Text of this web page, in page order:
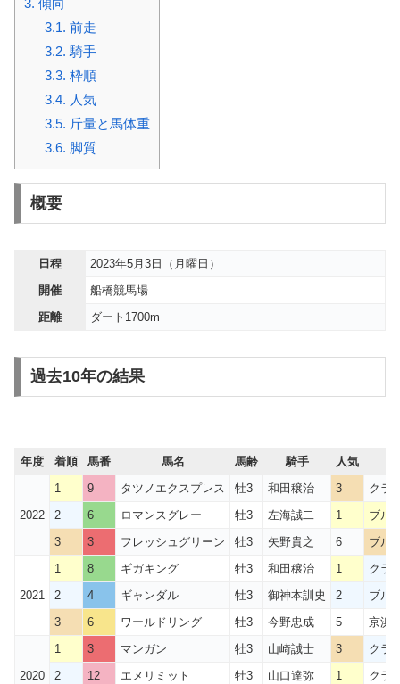
3. 傾向
3.1. 前走
3.2. 騎手
3.3. 枠順
3.4. 人気
3.5. 斤量と馬体重
3.6. 脚質
概要
日程
2023年5月3日（月曜日）
開催
船橋競馬場
距離
ダート1700m
過去10年の結果
年度 着順 馬番 馬名 馬齢 騎手 人気
2022
1 9 タツノエクスプレス 牡3 和田穣治 3
クラ
2
6 ロマンスグレー 牡3 左海誠二 1
ブル
3
3 フレッシュグリーン 牡3 矢野貴之 6 ブル
2021
1 8 ギガキング 牡3 和田穣治 1
クラ
2
4 ギャンダル 牡3 御神本訓史 2
ブル
3
6 ワールドリング 牡3 今野忠成 5 京浜
2020
1 3 マンガン 牡3 山崎誠士 3
クラ
2
12 エメリミット 牡3 山口達弥 1
クラ